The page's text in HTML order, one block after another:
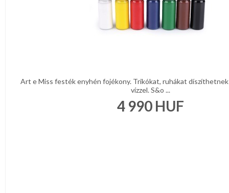
Art e Miss festék enyhén fojékony. Trikókat, ruhákat
vízzel. S&o ...
4 990 HUF